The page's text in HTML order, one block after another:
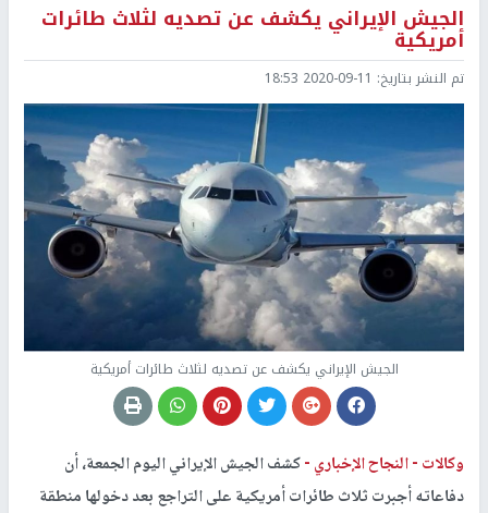
الجيش الإيراني يكشف عن تصديه لثلاث طائرات
أمريكية
تم النشر بتاريخ: 2020-09-11 18:53
الجيش الإيراني يكشف عن تصديه لثلاث طائرات أمريكية
وكالات -النجاح الإخباري -كشف الجيش الإيراني اليوم الجمعة، أن
دفاعاته أجبرت ثلاث طائرات أمريكية على التراجع بعد دخولها منطقة